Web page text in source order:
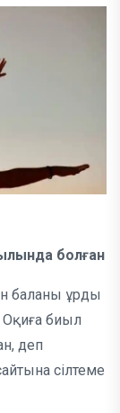
болған
баланы ұрды
биыл
деп
сілтеме